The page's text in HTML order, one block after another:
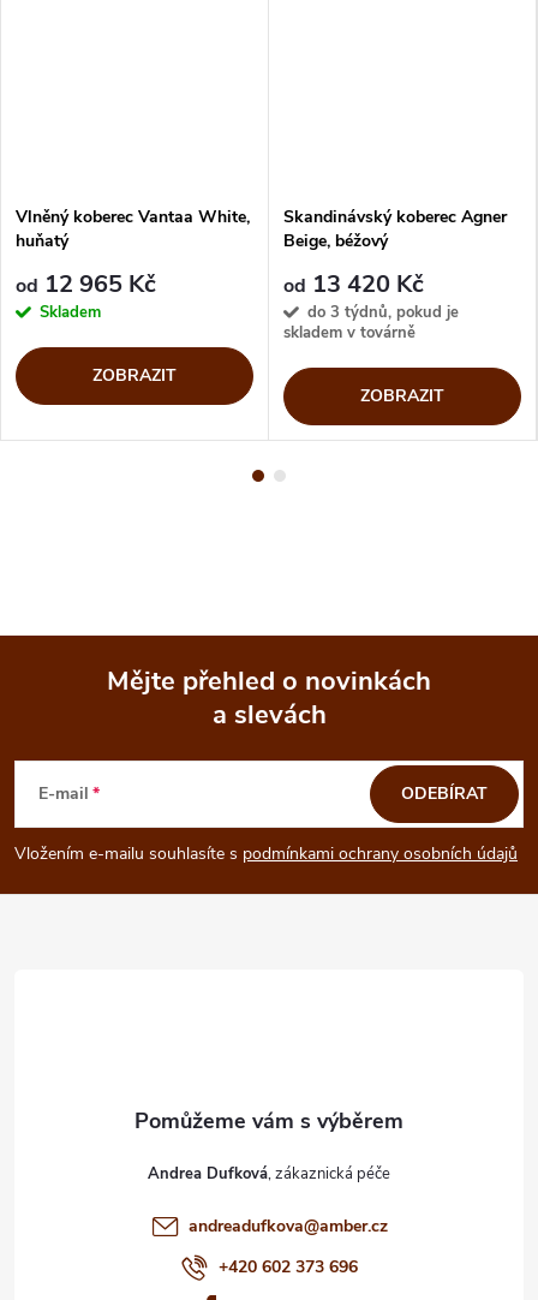
Vlněný koberec Vantaa White,
huňatý
od 12 965 Kč
Skladem
ZOBRAZIT
Skandinávský koberec Agner
Beige, béžový
od 13 420 Kč
do 3 týdnů, pokud je
skladem v továrně
ZOBRAZIT
p
a
Mějte přehled o novinkách
a slevách
E-mail
Vložením e-mailu souhlasíte s podmínkami ochrany osobních údajů
ODEBÍRAT
Andrea Dufková
andreadufkova@amber.cz
+420 602 373 696